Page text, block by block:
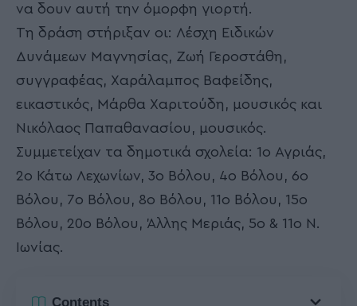
να δουν αυτή την όμορφη γιορτή.
Τη δράση στήριξαν οι: Λέσχη Ειδικών
Δυνάμεων Μαγνησίας, Ζωή Γεροστάθη,
συγγραφέας, Χαράλαμπος Βαφείδης,
εικαστικός, Μάρθα Χαριτούδη, μουσικός και
Νικόλαος Παπαθανασίου, μουσικός.
Συμμετείχαν τα δημοτικά σχολεία: 1ο Αγριάς,
2ο Κάτω Λεχωνίων, 3ο Βόλου, 4ο Βόλου, 6ο
Βόλου, 7ο Βόλου, 8ο Βόλου, 11ο Βόλου, 15ο
Βόλου, 20ο Βόλου, Άλλης Μεριάς, 5ο & 11ο Ν.
Ιωνίας.
Contents